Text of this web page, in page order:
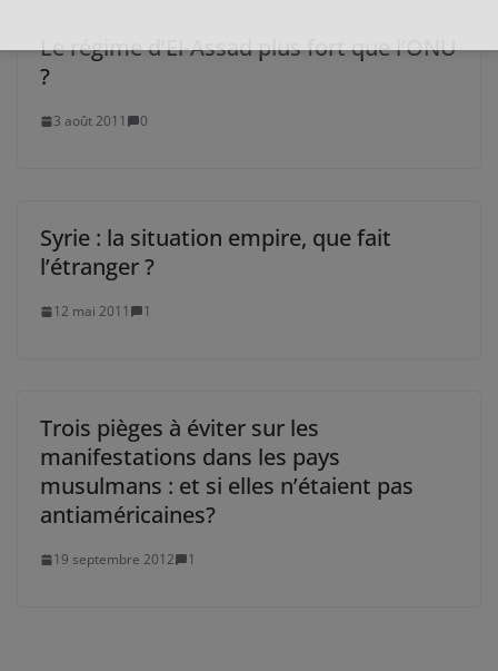
Le régime d’El-Assad plus fort que l’ONU
?
3 août 2011 0
Syrie : la situation empire, que fait
l’étranger ?
12 mai 2011 1
Trois pièges à éviter sur les
manifestations dans les pays
musulmans : et si elles n’étaient pas
antiaméricaines?
19 septembre 2012 1